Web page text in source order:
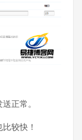
正常。
较快！